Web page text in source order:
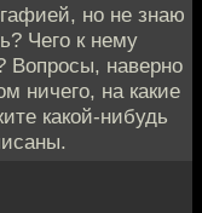
но не знаю
Чего к нему
Вопросы, наверно
ничего, на какие
какой-нибудь